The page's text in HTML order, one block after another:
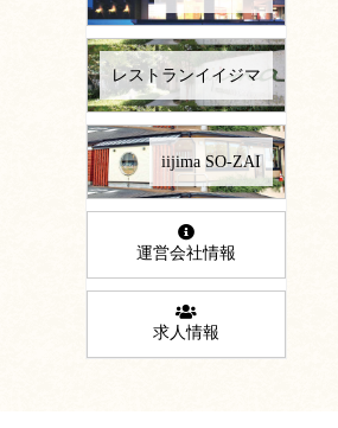
レストランイイジマ
iijima SO-ZAI
運営会社情報
求人情報